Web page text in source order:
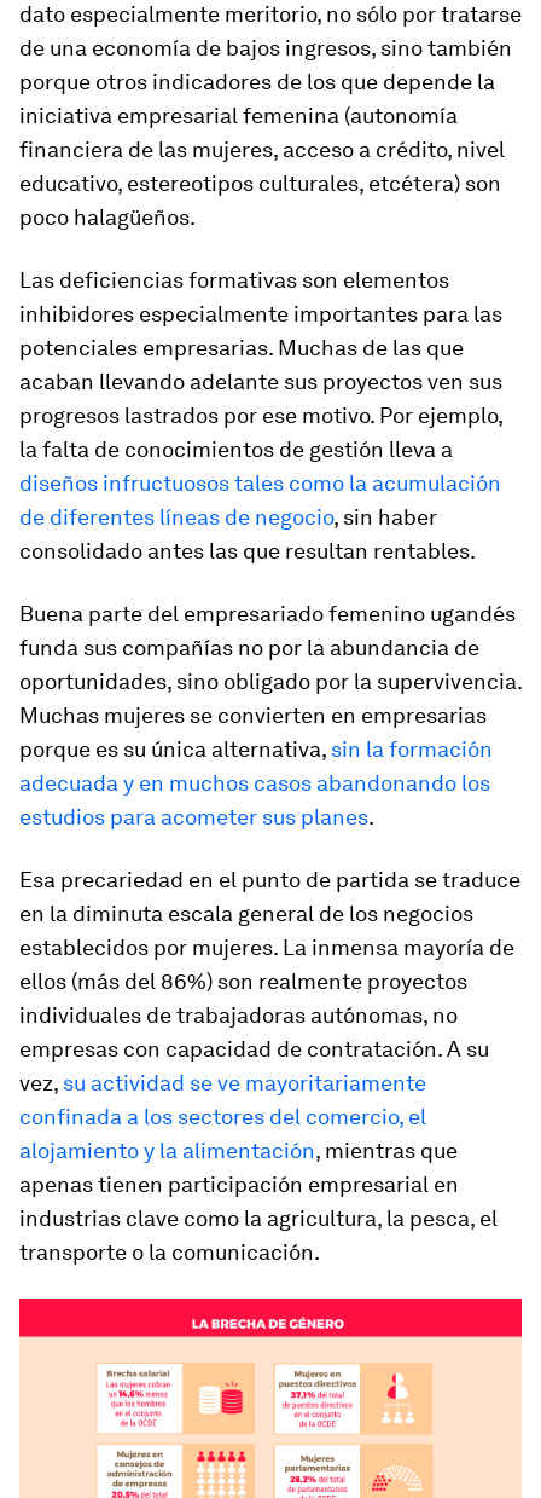
dato especialmente meritorio, no sólo por tratarse
de una economía de bajos ingresos, sino también
porque otros indicadores de los que depende la
iniciativa empresarial femenina (autonomía
financiera de las mujeres, acceso a crédito, nivel
educativo, estereotipos culturales, etcétera) son
poco halagüeños.
Las deficiencias formativas son elementos
inhibidores especialmente importantes para las
potenciales empresarias. Muchas de las que
acaban llevando adelante sus proyectos ven sus
progresos lastrados por ese motivo. Por ejemplo,
la falta de conocimientos de gestión lleva a
diseños infructuosos tales como la acumulación
de diferentes líneas de negocio, sin haber
consolidado antes las que resultan rentables.
Buena parte del empresariado femenino ugandés
funda sus compañías no por la abundancia de
oportunidades, sino obligado por la supervivencia.
Muchas mujeres se convierten en empresarias
porque es su única alternativa, sin la formación
adecuada y en muchos casos abandonando los
estudios para acometer sus planes.
Esa precariedad en el punto de partida se traduce
en la diminuta escala general de los negocios
establecidos por mujeres. La inmensa mayoría de
ellos (más del 86%) son realmente proyectos
individuales de trabajadoras autónomas, no
empresas con capacidad de contratación. A su
vez, su actividad se ve mayoritariamente
confinada a los sectores del comercio, el
alojamiento y la alimentación, mientras que
apenas tienen participación empresarial en
industrias clave como la agricultura, la pesca, el
transporte o la comunicación.